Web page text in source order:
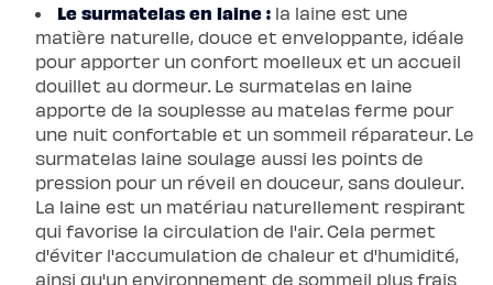
Le surmatelas en laine : la laine est une
matière naturelle, douce et enveloppante, idéale
pour apporter un confort moelleux et un accueil
douillet au dormeur. Le surmatelas en laine
apporte de la souplesse au matelas ferme pour
une nuit confortable et un sommeil réparateur. Le
surmatelas laine soulage aussi les points de
pression pour un réveil en douceur, sans douleur.
La laine est un matériau naturellement respirant
qui favorise la circulation de l'air. Cela permet
d'éviter l'accumulation de chaleur et d'humidité,
ainsi qu'un environnement de sommeil plus frais